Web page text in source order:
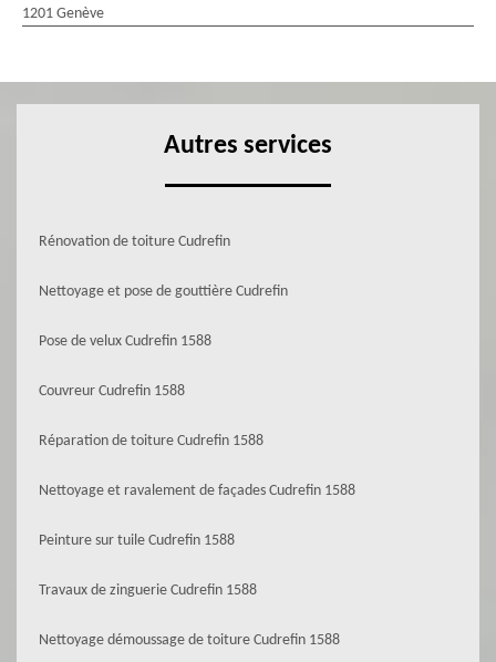
1201 Genève
Autres services
Rénovation de toiture Cudrefin
Nettoyage et pose de gouttière Cudrefin
Pose de velux Cudrefin 1588
Couvreur Cudrefin 1588
Réparation de toiture Cudrefin 1588
Nettoyage et ravalement de façades Cudrefin 1588
Peinture sur tuile Cudrefin 1588
Travaux de zinguerie Cudrefin 1588
Nettoyage démoussage de toiture Cudrefin 1588